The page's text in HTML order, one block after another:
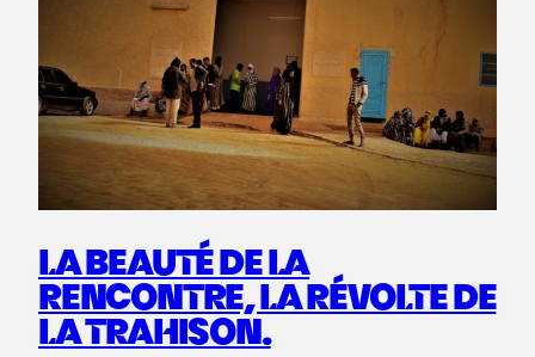
LA BEAUTÉ DE LA
RENCONTRE, LA RÉVOLTE DE
LA TRAHISON.